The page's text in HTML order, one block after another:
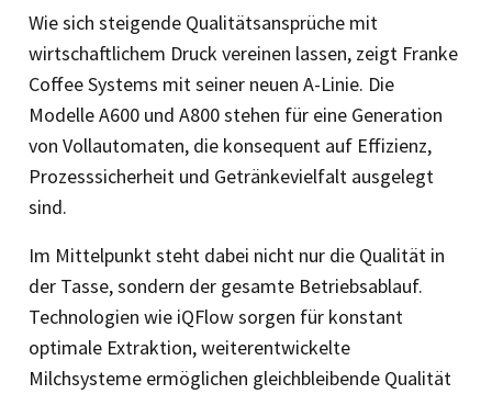
Wie sich steigende Qualitätsansprüche mit
wirtschaftlichem Druck vereinen lassen, zeigt Franke
Coffee Systems mit seiner neuen A-Linie. Die
Modelle A600 und A800 stehen für eine Generation
von Vollautomaten, die konsequent auf Effizienz,
Prozesssicherheit und Getränkevielfalt ausgelegt
sind.
Im Mittelpunkt steht dabei nicht nur die Qualität in
der Tasse, sondern der gesamte Betriebsablauf.
Technologien wie iQFlow sorgen für konstant
optimale Extraktion, weiterentwickelte
Milchsysteme ermöglichen gleichbleibende Qualität